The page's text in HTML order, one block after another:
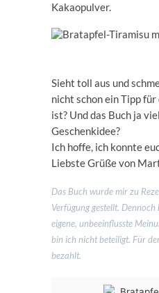
Kakaopulver.
Sieht toll aus und
nicht schon ein Tipp
ist? Und das Buch ja
Geschenkidee?
Ich hoffe, ich konnte
Liebste Grüße von
Das Buch wurde mir zu
Verfügung gestellt.
eigene, unbeeinflusste
bin ich nicht beteiligt. Für
bezahlt.